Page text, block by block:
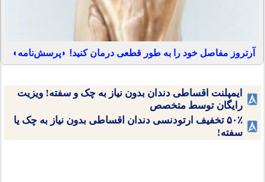
آرتروز مفاصل خود را به طور قطعی درمان کنید! ◗پرسش‌نامه◖
ایمپلنت اقساطی دندان بدون نیاز به چک و سفته! ویزیت
رایگان توسط متخصص
۵۰٪ تخفیف ارتودنسی دندان اقساطی بدون نیاز به چک یا
سفته!